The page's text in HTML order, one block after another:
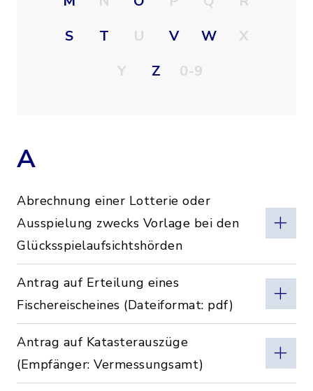
S
T U V W
X
Y
Z 0-9
A
Abrechnung einer Lotterie oder
Ausspielung zwecks Vorlage bei den
Glücksspielaufsichtshörden
Antrag auf Erteilung eines
Fischereischeines (Dateiformat: pdf)
Antrag auf Katasterauszüge
(Empfänger: Vermessungsamt)